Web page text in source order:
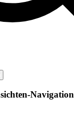
Navigation